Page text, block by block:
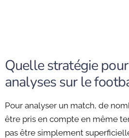
Quelle stratégie
analyses sur le
Pour analyser un match, de
être pris en compte en même
pas être simplement